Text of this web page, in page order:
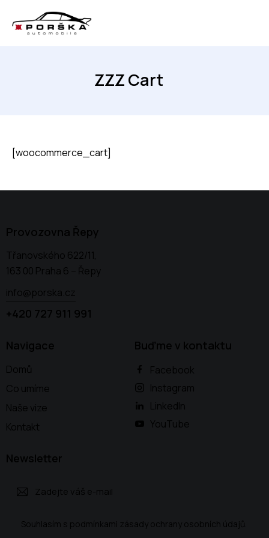
ZZZ Cart
[woocommerce_cart]
Provozovna Řepy
Třanovského 622/11,
163 00 Praha 6 – Řepy
info@porska.cz
+420 727 911 991
Navigace
Domů
Co umíme
Naše vize
Kontakt
Buďme v kontaktu
Facebook
Instagram
LinkedIn
YouTube
Newsletter
Souhlasím s podmínkami zásady ochrany osobních údajů.